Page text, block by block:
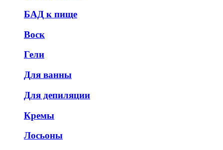
БАД к пище
Воск
Гели
Для ванны
Для депиляции
Кремы
Лосьоны